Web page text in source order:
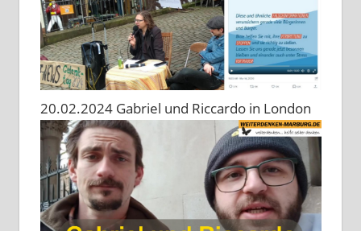
20.02.2024 Gabriel und Riccardo in London